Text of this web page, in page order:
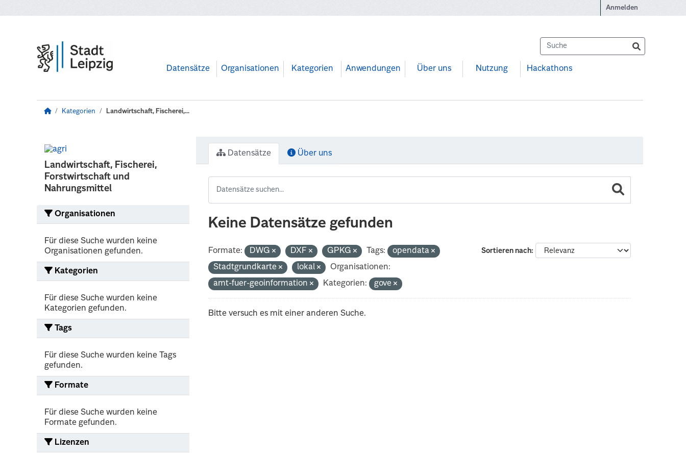
Anmelden
Datensätze Organisationen Kategorien Anwendungen Über uns Nutzung Hackathons
Kategorien Landwirtschaft, Fischerei,...
Landwirtschaft, Fischerei,
Forstwirtschaft und
Nahrungsmittel
Organisationen
Für diese Suche wurden keine
Organisationen gefunden.
Kategorien
Für diese Suche wurden keine
Kategorien gefunden.
Tags
Für diese Suche wurden keine Tags
gefunden.
Formate
Für diese Suche wurden keine
Formate gefunden.
Lizenzen
Datensätze Über uns
Keine Datensätze gefunden
Sortieren nach
Formate: DWG DXF GPKG Tags:
opendata
Stadtgrundkarte
lokal
Organisationen:
amt-fuer-geoinformation
Kategorien: gove
Bitte versuch es mit einer anderen Suche.